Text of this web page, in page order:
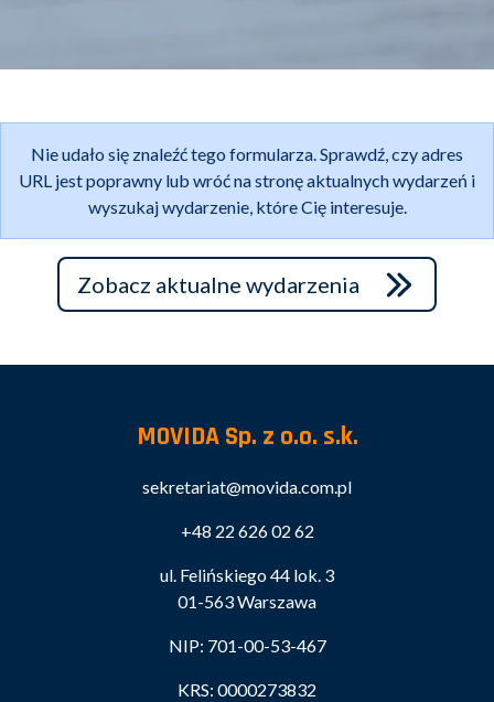
Nie udało się znaleźć tego formularza. Sprawdź, czy adres
URL jest poprawny lub wróć na stronę aktualnych wydarzeń i
wyszukaj wydarzenie, które Cię interesuje.
Zobacz aktualne wydarzenia
MOVIDA Sp. z o.o. s.k.
sekretariat@movida.com.pl
+48 22 626 02 62
ul. Felińskiego 44 lok. 3
01-563 Warszawa
NIP: 701-00-53-467
KRS: 0000273832